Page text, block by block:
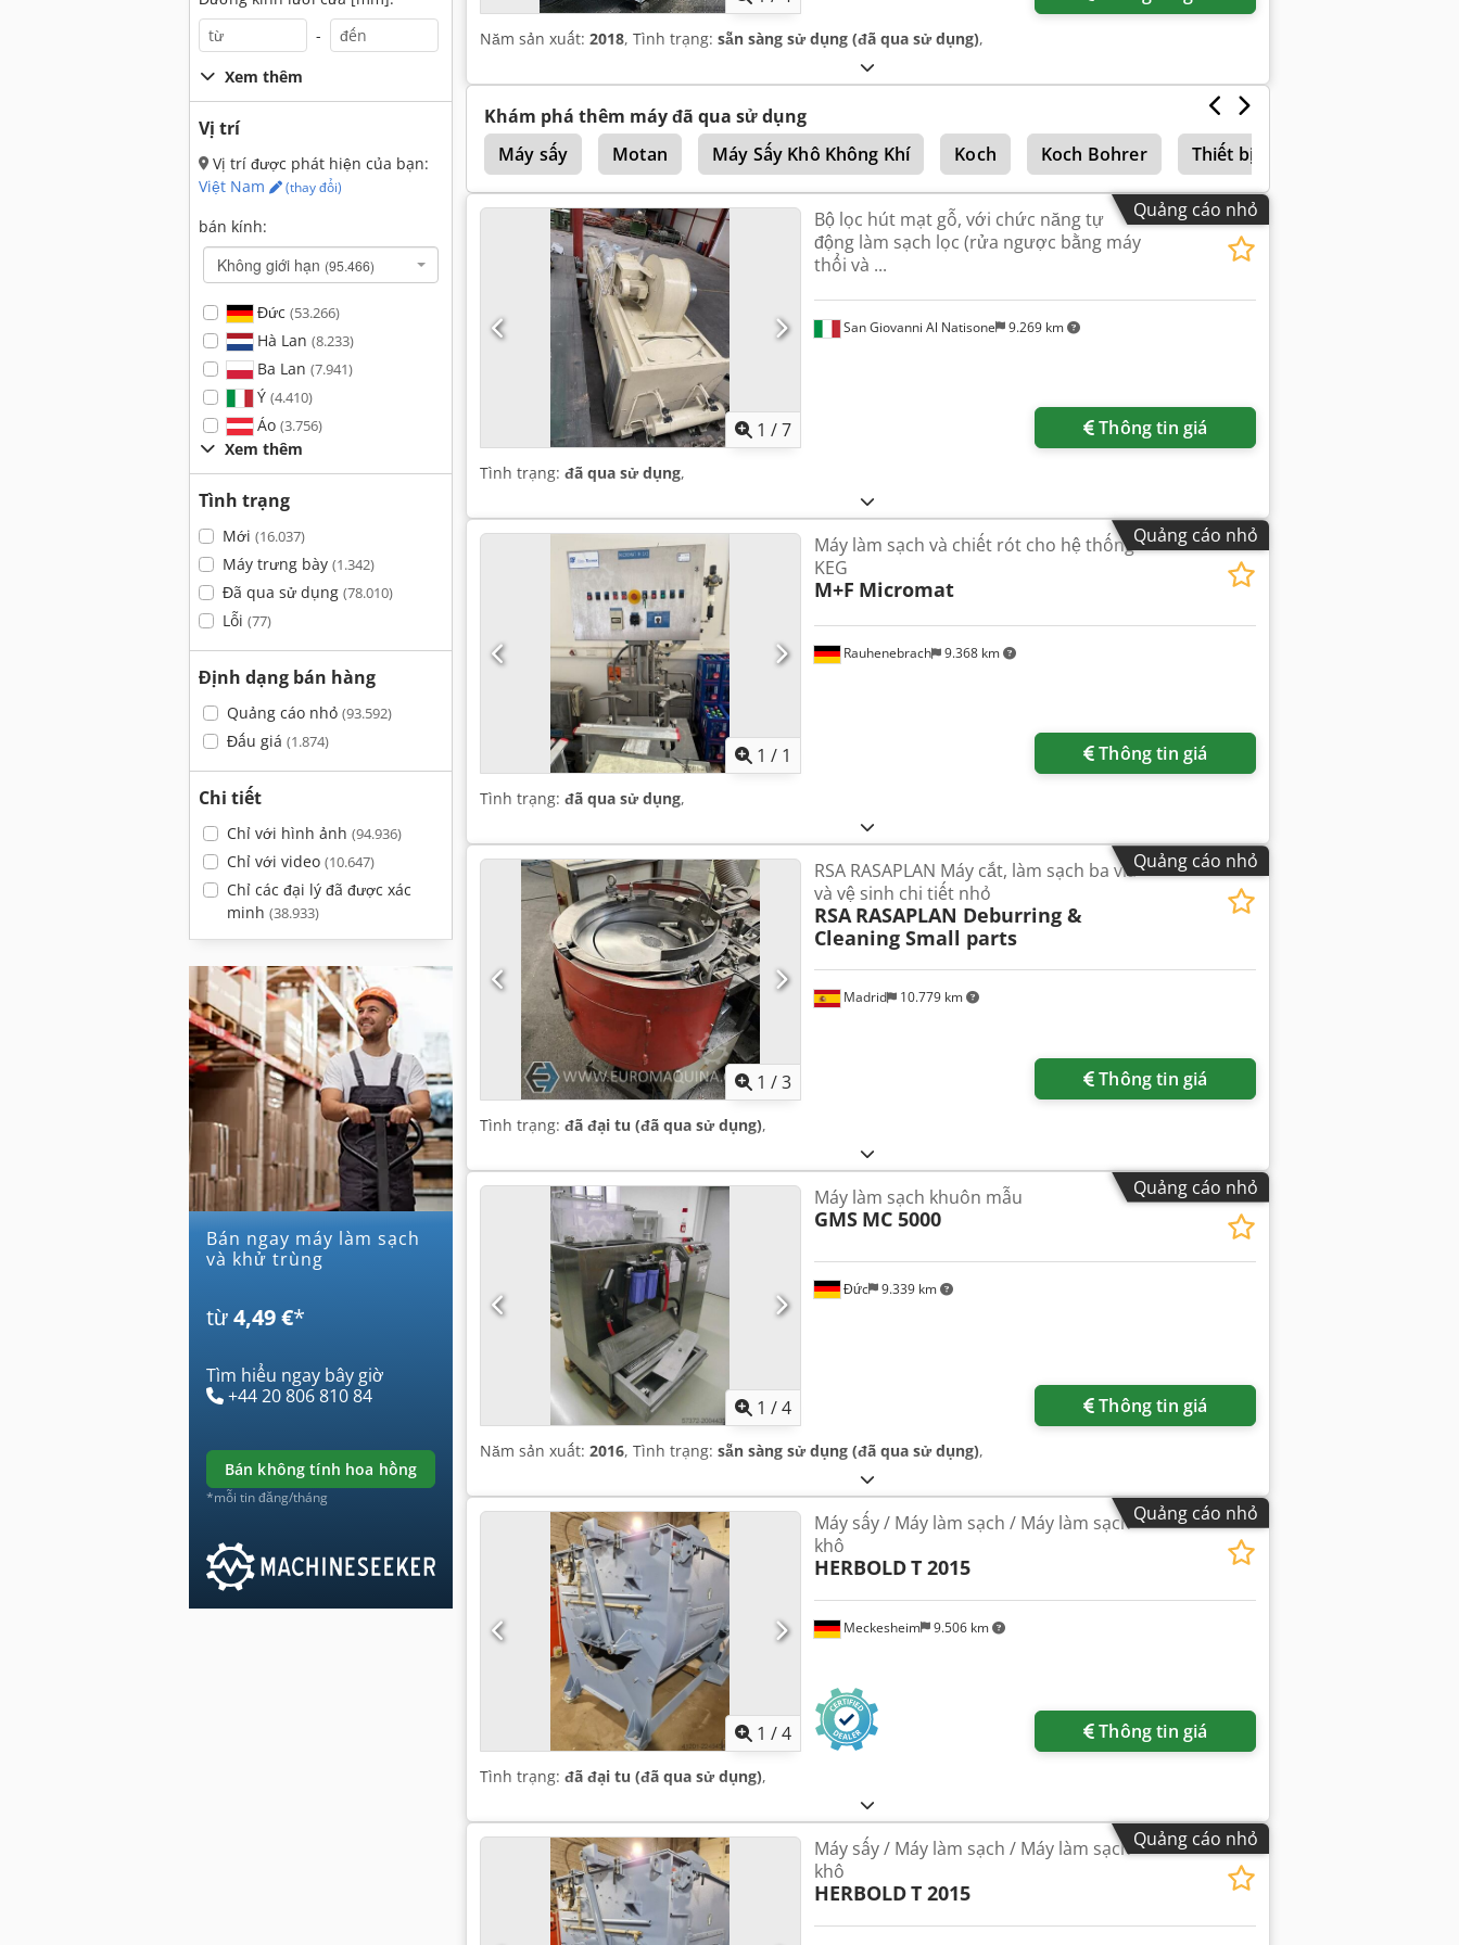
-
Xem thêm
Vị trí
Vị trí được phát hiện của bạn:
Việt Nam
(thay đổi)
bán kính:
Không giới hạn (95.466)
Đức (53.266)
Hà Lan (8.233)
Ba Lan (7.941)
Ý (4.410)
Áo (3.756)
Xem thêm
Tình trạng
Mới (16.037)
Máy trưng bày (1.342)
Đã qua sử dụng (78.010)
Lỗi (77)
Định dạng bán hàng
Quảng cáo nhỏ (93.592)
Đấu giá (1.874)
Chi tiết
Chỉ với hình ảnh (94.936)
Chỉ với video (10.647)
Chỉ các đại lý đã được xác
minh (38.933)
Bán ngay máy làm sạch
và khử trùng
từ4,49 €*
Tìm hiểu ngay bây giờ
+44 20 806 810 84
bán không tính hoa hồng
*mỗi tin đăng/tháng
Năm sản xuất: 2018, Tình trạng: sẵn sàng sử dụng (đã qua sử dụng),
Khám phá thêm máy đã qua sử dụng
Máy sấy
Motan Máy Sấy Khô Không Khí Koch Koch Bohrer Thiết bị phòng thí nghiệm
Kính Hiển Vi Thảo Sartorius 2842
Quảng cáo nhỏ
1 /7
San Giovanni Al Natisone 9.269 km
Bộ lọc hút mạt gỗ, với chức năng tự
động làm sạch lọc (rửa ngược bằng máy
thổi và ...
Thông tin giá
Tình trạng: đã qua sử dụng,
Quảng cáo nhỏ
1 / 1
Rauhenebrach 9.368 km
Máy làm sạch và chiết rót cho hệ thống
KEG
M+F Micromat
Thông tin giá
Tình trạng: đã qua sử dụng,
Quảng cáo nhỏ
1 /3
Madrid 10.779 km
RSA RASAPLAN Máy cắt, làm sạch ba via
và vệ sinh chi tiết nhỏ
RSA RASAPLAN Deburring &
Cleaning Small parts
Thông tin giá
Tình trạng: đã đại tu (đã qua sử dụng),
Quảng cáo nhỏ
1 /4
Đức 9.339 km
Máy làm sạch khuôn mẫu
GMS MC 5000
Thông tin giá
Năm sản xuất: 2016, Tình trạng: sẵn sàng sử dụng (đã qua sử dụng),
Quảng cáo nhỏ
1 /4
Meckesheim 9.506 km
Máy sấy / Máy làm sạch / Máy làm sạch
khô
HERBOLDT 2015
Thông tin giá
Tình trạng: đã đại tu (đã qua sử dụng),
Quảng cáo nhỏ
Máy sấy / Máy làm sạch / Máy làm sạch
khô
HERBOLDT 2015